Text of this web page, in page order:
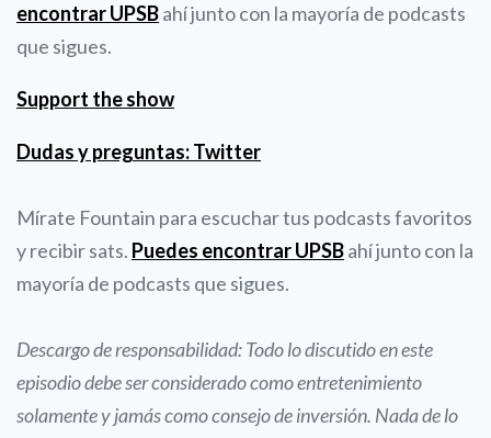
encontrar UPSBahí junto con la mayoría de podcasts
que sigues.
Support the show
Dudas y preguntas: Twitter
Mírate Fountain para escuchar tus podcasts favoritos
y recibir sats. Puedes encontrar UPSBahí junto con la
mayoría de podcasts que sigues.
Descargo de responsabilidad: Todo lo discutido en este
episodio debe ser considerado como entretenimiento
solamente y jamás como consejo de inversión. Nada de lo